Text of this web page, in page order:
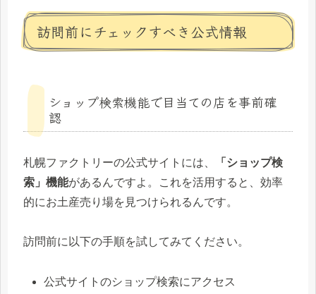
訪問前にチェックすべき公式情報
ショップ検索機能で目当ての店を事前確
認
札幌ファクトリーの公式サイトには、
「ショップ検
索」機能があるんですよ。これを活用すると、効率
的にお土産売り場を見つけられるんです。
訪問前に以下の手順を試してみてください。
公式サイトのショップ検索にアクセス